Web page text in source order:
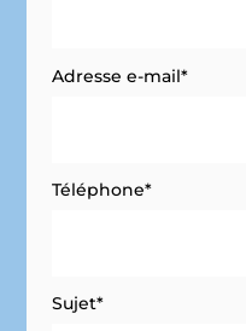
Adresse e-mail*
Téléphone*
Sujet*